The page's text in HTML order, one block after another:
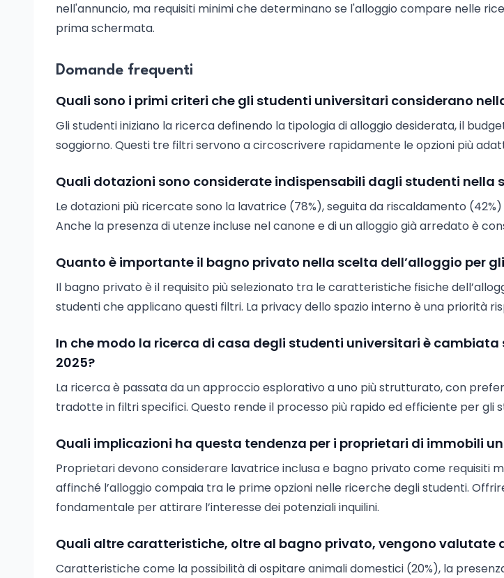
nell'annuncio, ma requisiti minimi che determinano se l'alloggio compare nelle
prima schermata.
Domande frequenti
Quali sono i primi criteri che gli studenti universitari considerano
Gli studenti iniziano la ricerca definendo la tipologia di alloggio desiderata, il
soggiorno. Questi tre filtri servono a circoscrivere rapidamente le opzioni più
Quali dotazioni sono considerate indispensabili dagli studenti nella
Le dotazioni più ricercate sono la lavatrice (78%), seguita da riscaldamento (42%)
Anche la presenza di utenze incluse nel canone e di un alloggio già arredato è
Quanto è importante il bagno privato nella scelta dell’alloggio per
Il bagno privato è il requisito più selezionato tra le caratteristiche fisiche
studenti che applicano questi filtri. La privacy dello spazio interno è una priorità
In che modo la ricerca di casa degli studenti universitari è cambiata
2025?
La ricerca è passata da un approccio esplorativo a uno più strutturato, con
tradotte in filtri specifici. Questo rende il processo più rapido ed efficiente per gli
Quali implicazioni ha questa tendenza per i proprietari di immobili
Proprietari devono considerare lavatrice inclusa e bagno privato come requisiti
affinché l’alloggio compaia tra le prime opzioni nelle ricerche degli studenti.
fondamentale per attirare l’interesse dei potenziali inquilini.
Quali altre caratteristiche, oltre al bagno privato, vengono valutate
Caratteristiche come la possibilità di ospitare animali domestici (20%), la